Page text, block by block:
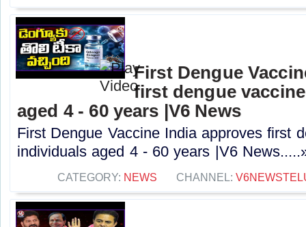
First Dengue
first dengue
aged 4 - 60 years |V6 News
First Dengue Vaccine India approves first
individuals aged 4 - 60 years |V6
CATEGORY: NEWS CHANNEL: